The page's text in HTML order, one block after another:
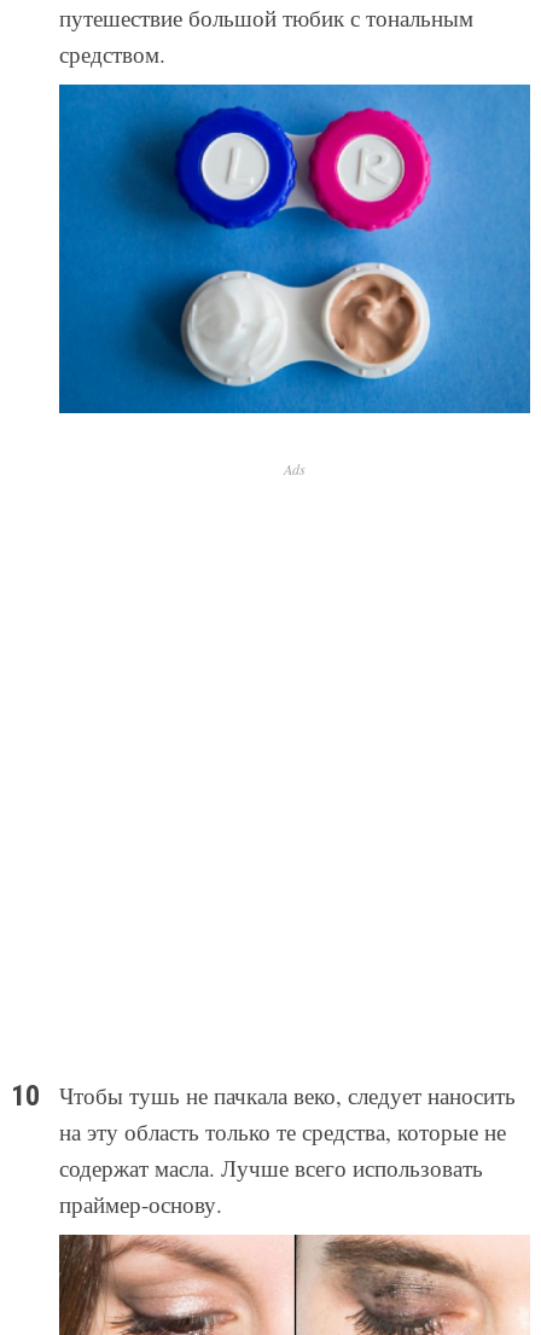
путешествие большой тюбик с тональным
средством.
Ads
Чтобы тушь не пачкала веко, следует наносить
на эту область только те средства, которые не
содержат масла. Лучше всего использовать
праймер-основу.